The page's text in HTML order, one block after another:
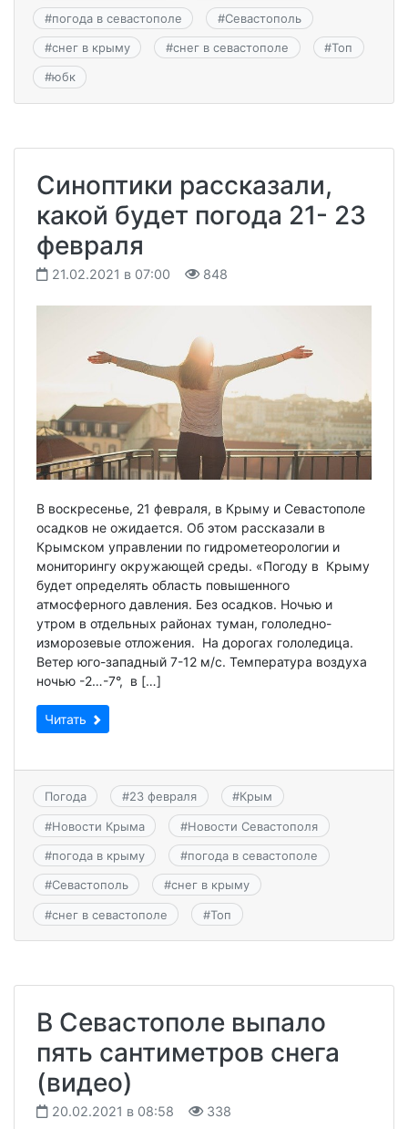
#погода в севастополе #Севастополь
#снег в крыму #снег в севастополе #Топ
#юбк
Синоптики рассказали,
какой будет погода 21- 23
февраля
21.02.2021 в 07:00 848
В воскресенье, 21 февраля, в Крыму и Севастополе
осадков не ожидается. Об этом рассказали в
Крымском управлении по гидрометеорологии и
мониторингу окружающей среды. «Погоду в Крыму
будет определять область повышенного
атмосферного давления. Без осадков. Ночью и
утром в отдельных районах туман, гололедно-
изморозевые отложения. На дорогах гололедица.
Ветер юго-западный 7-12 м/с. Температура воздуха
ночью -2…-7°, в […]
Читать
Погода #23 февраля #Крым
#Новости Крыма #Новости Севастополя
#погода в крыму #погода в севастополе
#Севастополь #снег в крыму
#снег в севастополе #Топ
В Севастополе выпало
пять сантиметров снега
(видео)
20.02.2021 в 08:58 338